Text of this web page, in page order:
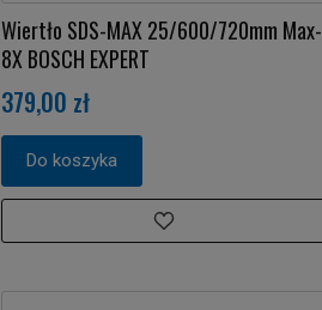
Wiertło SDS-MAX 25/600/720mm Max-
8X BOSCH EXPERT
379,00 zł
Do koszyka